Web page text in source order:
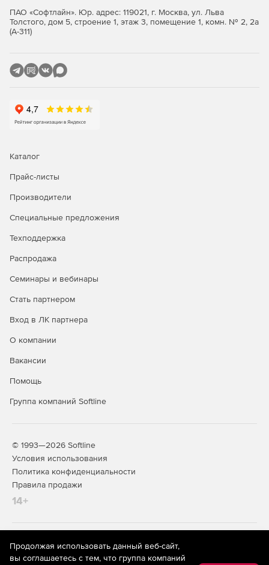
Передача распознанных данных из штампа. В CSoft
ODBC, текстовый файл с разделителями.
Пользователь может самостоятельно создавать и
Автоматизация обработки. Необходимый набор
команд для обработки задается простым
указать папку на диске, в которой будут появляться
использует управляющий элемент ActiveX –
CSRasterTT. Для работы с ним можно использовать
ориентированные языки программирования, такие
имеющие COM-интерфейс.
ПАО «Софтлайн». Юр. адрес: 119021, г. Москва, ул. Льва
Толстого, дом 5, строение 1, этаж 3, помещение 1, комн. № 2, 2а
(А-311)
Каталог
Прайс-листы
Производители
Специальные предложения
Техподдержка
Распродажа
Семинары и вебинары
Стать партнером
Вход в ЛК партнера
О компании
Вакансии
Помощь
Группа компаний Softline
© 1993—2026 Softline
Условия использования
Политика конфиденциальности
Правила продажи
14+
На информационном ресурсе store.softline.ru применяются
рекомендательные технологии
(информационные технологии
предоставления информации на основе сбора,
Продолжая использовать данный веб-сайт,
вы соглашаетесь с тем, что группа компаний